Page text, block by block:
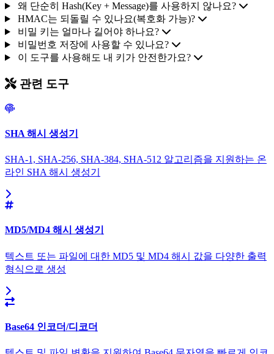
왜 단순히 Hash(Key + Message)를 사용하지 않나요?
HMAC는 되돌릴 수 있나요(복호화 가능)?
비밀 키는 얼마나 길어야 하나요?
비밀번호 저장에 사용할 수 있나요?
이 도구를 사용해도 내 키가 안전한가요?
관련 도구
SHA 해시 생성기
SHA-1, SHA-256, SHA-384, SHA-512 알고리즘을 지원하는 온
라인 SHA 해시 생성기
MD5/MD4 해시 생성기
텍스트 또는 파일에 대한 MD5 및 MD4 해시 값을 다양한 출력
형식으로 생성
Base64 인코더/디코더